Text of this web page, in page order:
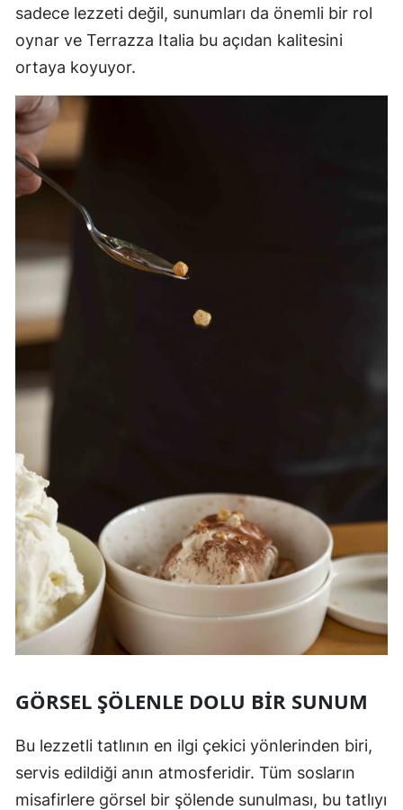
sadece lezzeti değil, sunumları da önemli bir rol
oynar ve Terrazza Italia bu açıdan kalitesini
ortaya koyuyor.
GÖRSEL ŞÖLENLE DOLU BIR SUNUM
Bu lezzetli tatlının en ilgi çekici yönlerinden biri,
servis edildiği anın atmosferidir. Tüm sosların
misafirlere görsel bir şölende sunulması, bu tatlıyı